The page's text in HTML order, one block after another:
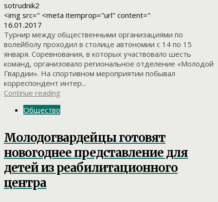
sotrudnik2
<img src=" <meta itemprop="url" content="
16.01.2017
Турнир между общественными организациями по
волейболу проходил в столице автономии с 14 по 15
января. Соревнования, в которых участвовало шесть
команд, организовало региональное отделение «Молодой
Гвардии». На спортивном мероприятии побывал
корреспондент интер...
Continue reading
Общество
Молодогвардейцы готовят
новогоднее представление для
детей из реабилитационного
центра